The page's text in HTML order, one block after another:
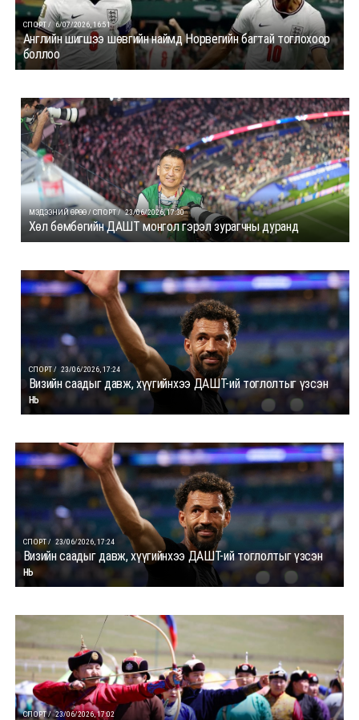
СПОРТ / 6/07/2026, 16:51
Английн шигшээ шөвгийн наймд Норвегийн багтай тоглохоор
боллоо
МЭДЭЭНИЙ ӨРӨӨ / СПОРТ / 23/06/2026, 17:30
Хөл бөмбөгийн ДАШТ монгол гэрэл зурагчны дуранд
СПОРТ / 23/06/2026, 17:24
Визийн саадыг давж, хүүгийнхээ ДАШТ-ий тоглолтыг үзсэн
нь
СПОРТ / 23/06/2026, 17:24
Визийн саадыг давж, хүүгийнхээ ДАШТ-ий тоглолтыг үзсэн
нь
СПОРТ / 23/06/2026, 17:02